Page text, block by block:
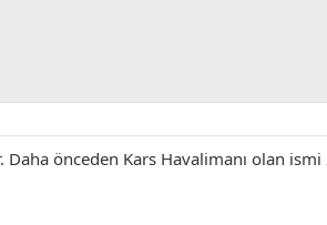
Daha önceden Kars Havalimanı olan